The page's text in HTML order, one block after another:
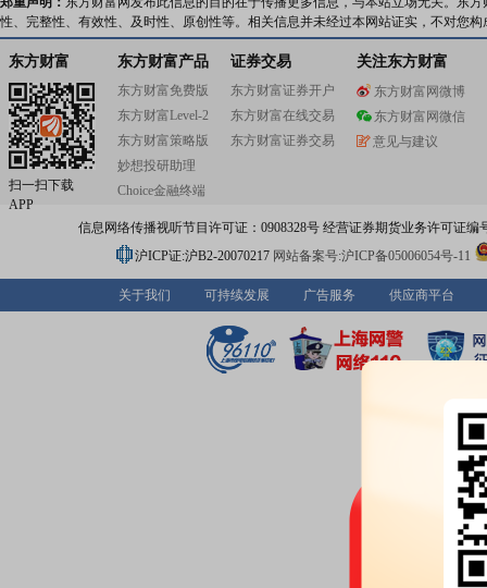
性、完整性、有效性、及时性、原创性等。相关信息并未经过本网站证实，不对您
东方财富
扫一扫下载
APP
东方财富产品
东方财富免费版
东方财富Level-2
东方财富策略版
妙想投研助理
Choice金融终端
证券交易
东方财富证券开户
东方财富在线交易
东方财富证券交易
关注东方财富
东方财富网微博
东方财富网微信
意见与建议
信息网络传播视听节目许可证：0908328号 经营证券期货业务许可证编
沪ICP证:沪B2-20070217 网站备案号:沪ICP备05006054号-11
关于我们 可持续发展 广告服务 供应商平台